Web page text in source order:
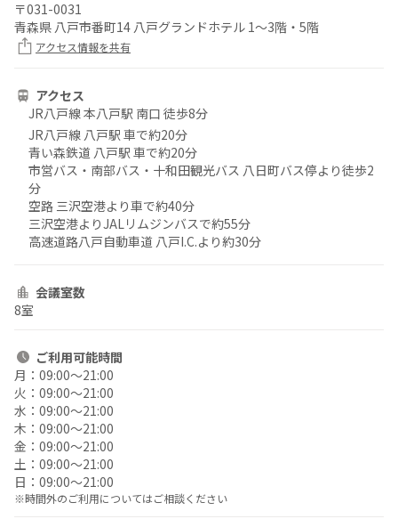
〒031-0031
青森県 八戸市番町14 八戸グランドホテル 1〜3階・5階
アクセス情報を共有
アクセス
JR八戸線 本八戸駅 南口 徒歩8分
JR八戸線 八戸駅 車で約20分
青い森鉄道 八戸駅 車で約20分
市営バス・南部バス・十和田観光バス 八日町バス停より徒歩2
分
空路 三沢空港より車で約40分
三沢空港よりJALリムジンバスで約55分
高速道路八戸自動車道 八戸I.C.より約30分
会議室数
8室
ご利用可能時間
月： 09:00〜21:00
火： 09:00〜21:00
水： 09:00〜21:00
木： 09:00〜21:00
金： 09:00〜21:00
土： 09:00〜21:00
日： 09:00〜21:00
※時間外のご利用についてはご相談ください